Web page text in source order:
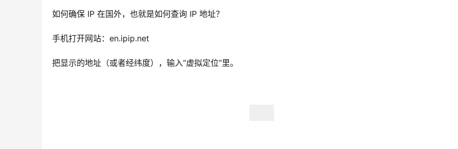
如何确保 IP 在国外，也就是如何查询 IP 地址？
手机打开网站：en.ipip.net
把显示的地址（或者经纬度），输入“虚拟定位”里。